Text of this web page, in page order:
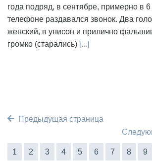
года подряд, в сентябре, примерно в
телефоне раздавался звонок. Два
женский, в унисон и прилично
громко (старались) [...]
Предыдущая страница
1 2 3 4 5 6 7 8 9